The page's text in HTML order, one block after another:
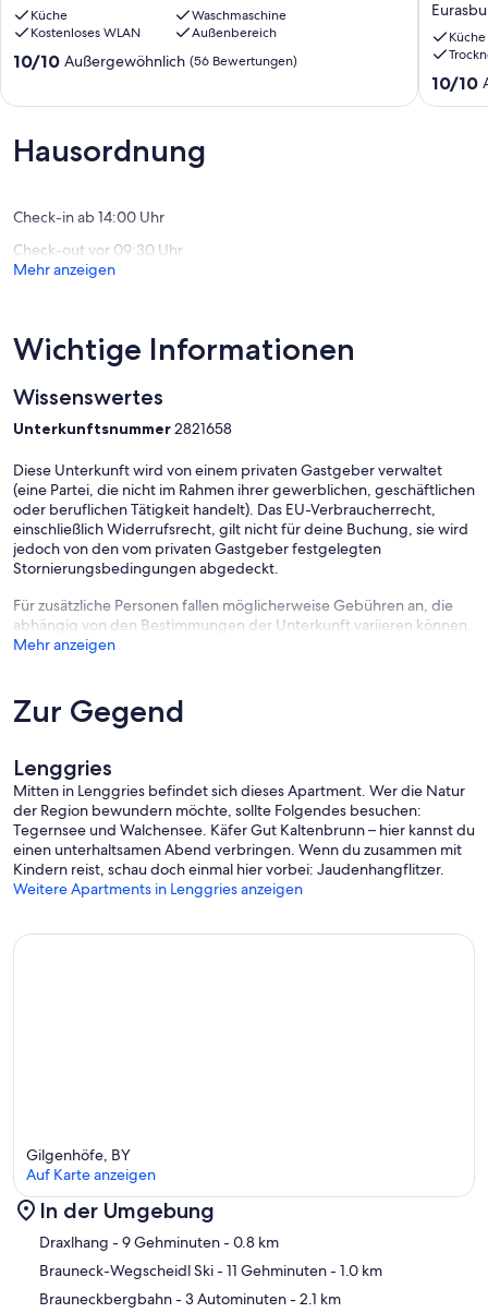
Küche
Waschmaschine
Kostenloses WLAN
Außenbereich
10.0
(56
Bewertungen)
10/10 Außergewöhnlich (56 Bewertungen)
südlich
vonKüche
10.0
von
10/10
Hausordnung
Check-in ab 14:00 Uhr
Check-out vor 09:30 Uhr
Mehr anzeigen
Wichtige Informationen
Wissenswertes
Unterkunftsnummer2821658
Diese Unterkunft wird von einem privaten Gastgeber verwaltet
(eine Partei, die nicht im Rahmen ihrer gewerblichen, geschäftlichen
oder beruflichen Tätigkeit handelt). Das EU-Verbraucherrecht,
einschließlich Widerrufsrecht, gilt nicht für deine Buchung, sie wird
jedoch von den vom privaten Gastgeber festgelegten
Stornierungsbedingungen abgedeckt.
Für zusätzliche Personen fallen möglicherweise Gebühren an, die
abhängig von den Bestimmungen der Unterkunft variieren können.
Mehr anzeigen
Zur Gegend
Lenggries
Mitten in Lenggries befindet sich dieses Apartment. Wer die Natur
der Region bewundern möchte, sollte Folgendes besuchen:
Tegernsee und Walchensee. Käfer Gut Kaltenbrunn – hier kannst du
einen unterhaltsamen Abend verbringen. Wenn du zusammen mit
Kindern reist, schau doch einmal hier vorbei: Jaudenhangflitzer.
Weitere Apartments in Lenggries anzeigen
Karte
Gilgenhöfe, BY
Auf Karte anzeigen
In der Umgebung
Draxlhang - 9 Gehminuten- 0.8 km
Brauneck-Wegscheidl Ski- 11 Gehminuten- 1.0 km
Brauneckbergbahn- 3 Autominuten- 2.1 km